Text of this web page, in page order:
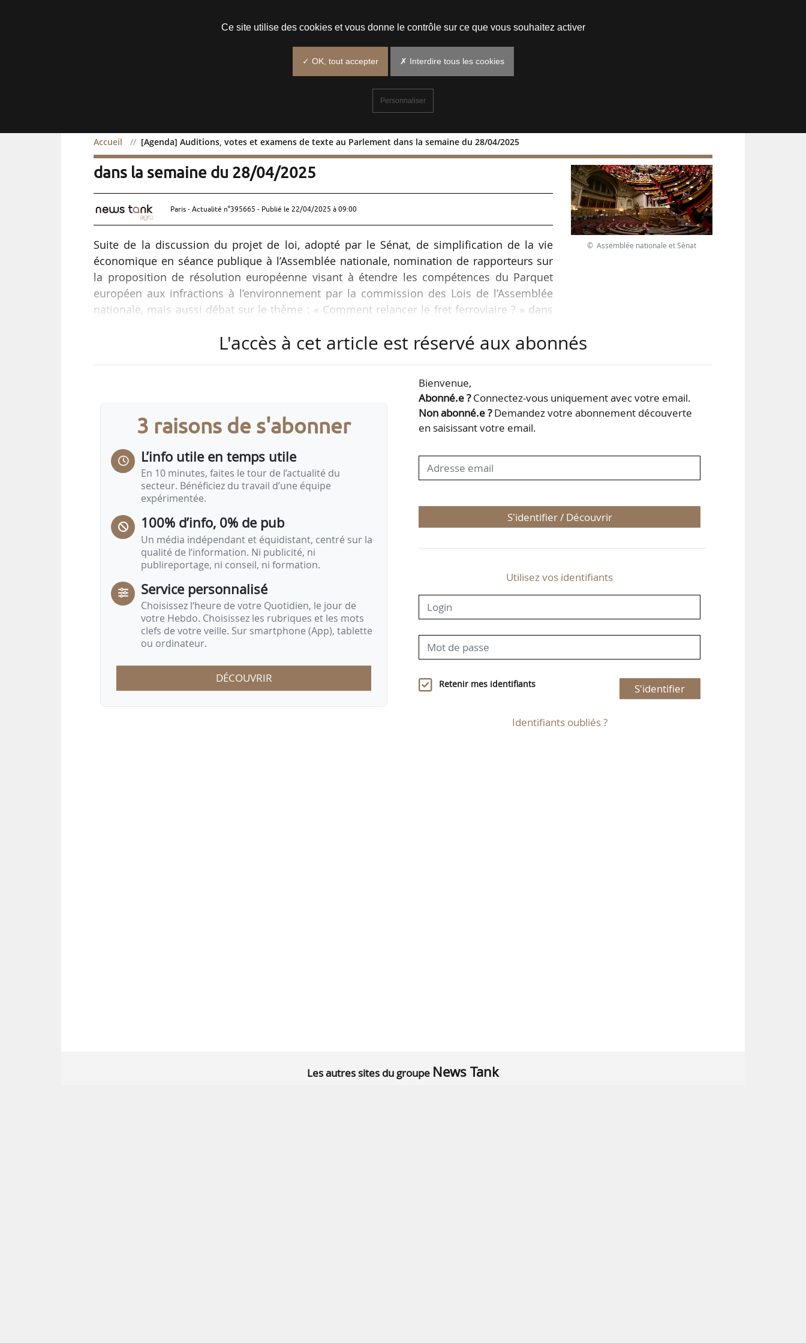
Accueil [Agenda] Auditions, votes et examens de texte au Parlement dans la semaine du 28/04/2025
[Agenda] Auditions, votes et examens de texte au Parlement
dans la semaine du 28/04/2025
Paris - Actualité n°395665 - Publié le 22/04/2025 à 09:00
Suite de la discussion du projet de loi, adopté par le Sénat, de simplification de la vie
économique en séance publique à l’Assemblée nationale, nomination de rapporteurs sur
la proposition de résolution européenne visant à étendre les compétences du Parquet
européen aux infractions à l’environnement par la commission des Lois de l’Assemblée
nationale, mais aussi débat sur le thème : « Comment relancer le fret ferroviaire ? » dans
secteurs agricole et agroalimentaire prévus pour la semaine du 28/04/2025.
tiendront lors de la semaine du 28/04/2025, date des prochains rendez-vous
© Assemblée nationale et Sénat
L'accès à cet article est réservé aux abonnés
3 raisons de s'abonner
L’info utile en temps utile
En 10 minutes, faites le tour de l’actualité du
secteur. Bénéficiez du travail d’une équipe
expérimentée.
100% d’info, 0% de pub
Un média indépendant et équidistant, centré sur la
qualité de l’information. Ni publicité, ni
publireportage, ni conseil, ni formation.
Service personnalisé
Choisissez l‘heure de votre Quotidien, le jour de
votre Hebdo. Choisissez les rubriques et les mots
clefs de votre veille. Sur smartphone (App), tablette
ou ordinateur.
DÉCOUVRIR
Bienvenue,
Abonné.e ?Connectez-vous uniquement avec votre email.
Non abonné.e ?Demandez votre abonnement découverte
en saisissant votre email.
S'identifier / Découvrir
Utilisez vos identifiants
Retenir mes identifiants S'identifier
Identifiants oubliés ?
Les autres sites du groupe News Tank
Ce site utilise des cookies et vous donne le contrôle sur ce que vous souhaitez activer
✓ OK, tout accepter ✗ Interdire tous les cookies
Personnaliser